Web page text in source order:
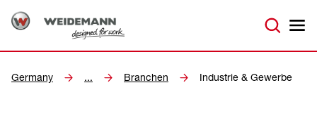
Germany ... Branchen Industrie & Gewerbe